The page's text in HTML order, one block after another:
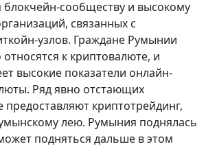
сообществу и высокому
связанных с
узлов. Граждане Румынии
к криптовалюте, и
высокие показатели онлайн-
Ряд явно отстающих
криптотрейдинг,
лею. Румыния поднялась
подняться дальше в этом